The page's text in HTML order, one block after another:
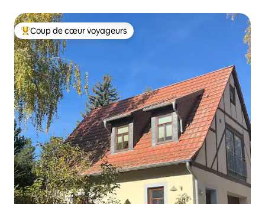
Coup de cœur voyageurs parmi les plus aimés
Coup de cœur voyageurs